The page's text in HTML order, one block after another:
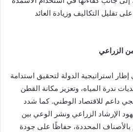
تقليل التكاليف وزيادة العائد
الزراعي
استراتيجية الدولة لتحقيق استدامة
ندرة المياه، وتعزيز مكانة القطن
داعم للاقتصاد الوطني. كما شدد
الإرشاد الزراعي ونشر الوعي بين
بالأصناف المحددة، حفاظًا على جودة